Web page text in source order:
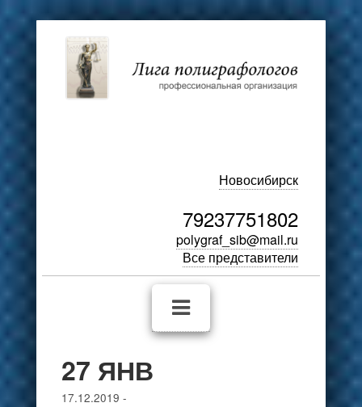
Новосибирск
79237751802
polygraf_sib@mail.ru
Все представители
27 ЯНВ
17.12.2019 -